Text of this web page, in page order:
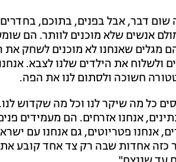
שום דבר, אבל בפנים, בתוכם,
אנשים שלא מוכנים לוותר. הם
מגלים שאנחנו לא מוכנים לשחק
ולשלוח את הילדים שלנו לצבא.
חשוכה ולסתום לנו את הפה.
כל מה שיקר לנו וכל מה שקדוש
אנחנו אזרחים. הם מעמידים
אנחנו פטריוטים, גם אנחנו עם
כזה אחדות שבה רק צד אחד קובע את